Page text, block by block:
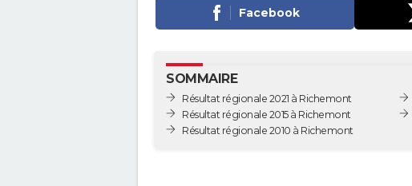
Facebook
SOMMAIRE
Résultat régionale 2021 à Richemont
Résultat régionale 2015 à Richemont
Résultat régionale 2010 à Richemont